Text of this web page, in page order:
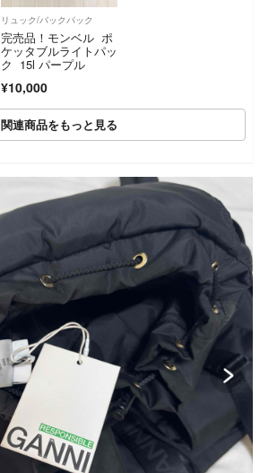
リュック/バックパック
完売品！モンベル ポ
ケッタブルライトパッ
ク 15l パープル
¥10,000
関連商品をもっと見る